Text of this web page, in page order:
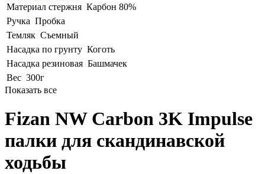
Материал стержня Карбон 80%
Ручка Пробка
Темляк Съемный
Насадка по грунту Коготь
Насадка резиновая Башмачек
Вес 300г
Показать все
Fizan NW Carbon 3K Impulse
палки для скандинавской
ходьбы